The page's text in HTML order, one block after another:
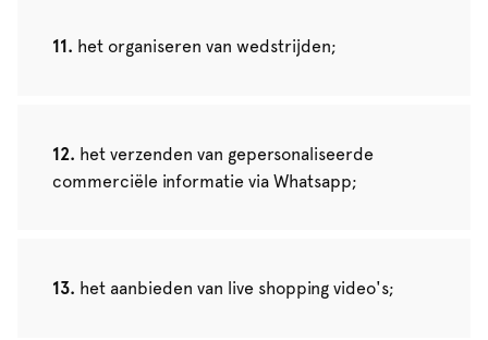
het organiseren van wedstrijden;
het verzenden van gepersonaliseerde
commerciële informatie via Whatsapp;
het aanbieden van live shopping video's;